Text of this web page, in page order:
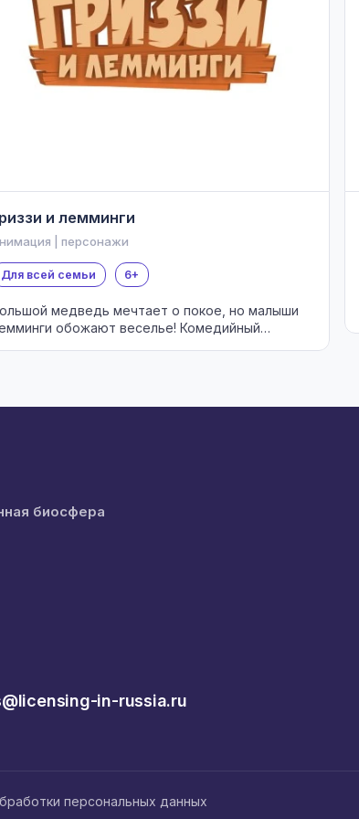
и лемминги
| персонажи
Для всей семьи 6+
медведь мечтает о покое, но малыши
обожают веселье! Комедийный
биосфера
in-russia.ru
персональных данных